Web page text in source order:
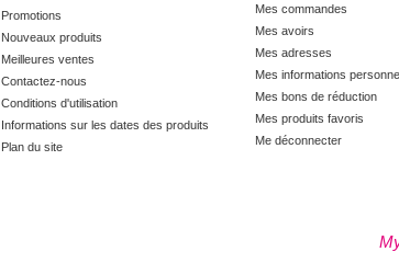
Promotions
Nouveaux produits
Meilleures ventes
Contactez-nous
Conditions d'utilisation
Informations sur les dates des produits
Plan du site
Mes commandes
Mes avoirs
Mes adresses
Mes informations
Mes bons de réduction
Mes produits favoris
Me déconnecter